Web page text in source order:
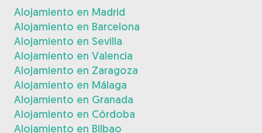
Alojamiento en Madrid
Alojamiento en Barcelona
Alojamiento en Sevilla
Alojamiento en Valencia
Alojamiento en Zaragoza
Alojamiento en Málaga
Alojamiento en Granada
Alojamiento en Córdoba
Alojamiento en Bilbao